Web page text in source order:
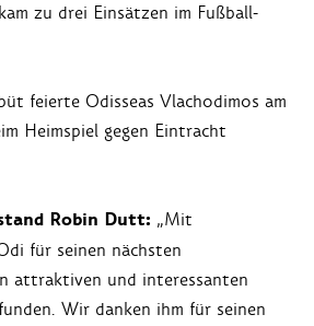
zu drei Einsätzen im Fußball-
feierte Odisseas Vlachodimos am
Heimspiel gegen Eintracht
Robin Dutt: „Mit
für seinen nächsten
attraktiven und interessanten
Wir danken ihm für seinen